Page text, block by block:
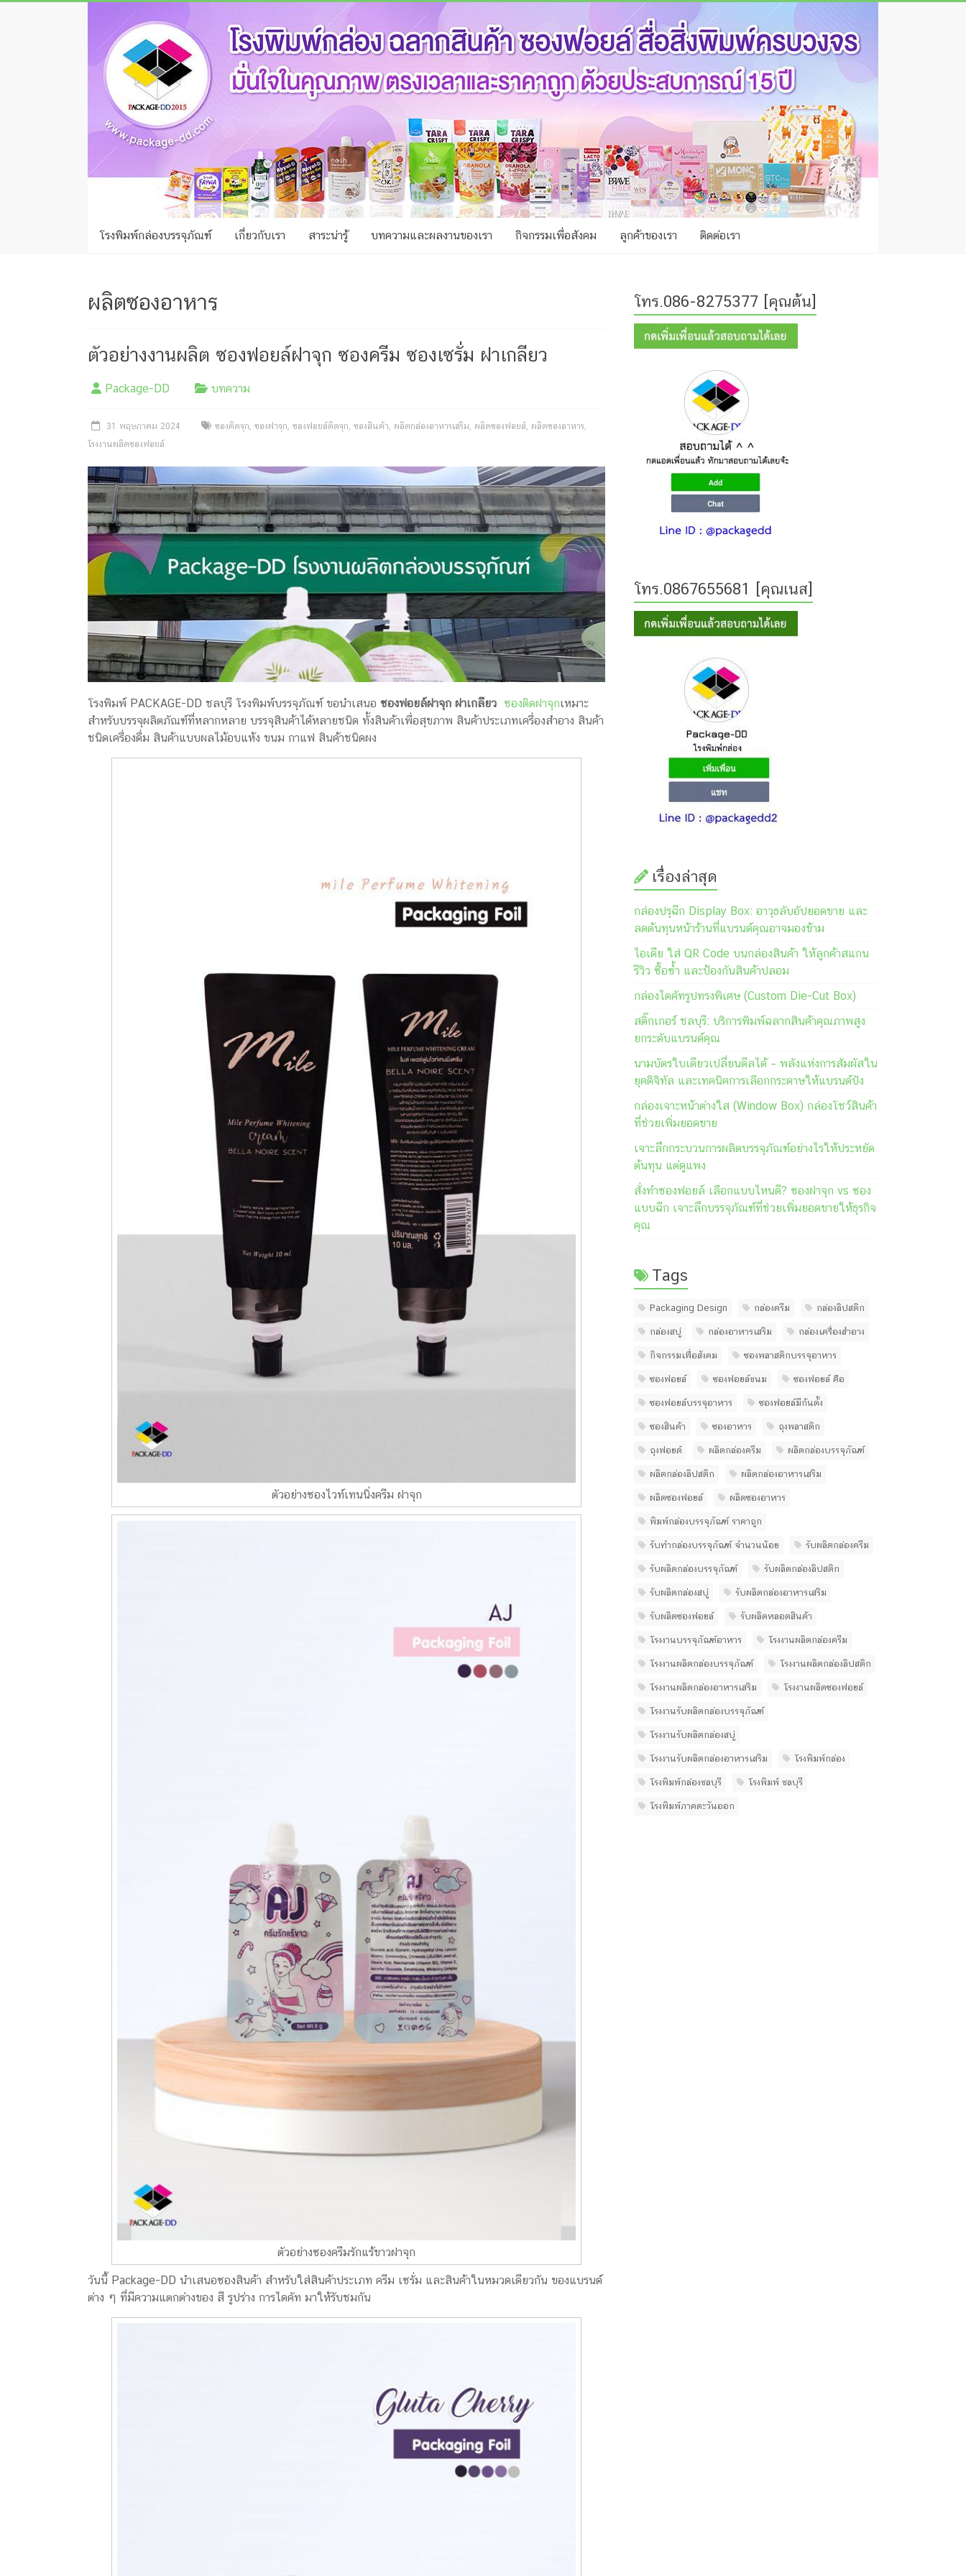
โรง
พิมพ์
กล่อง
ชลบุรี
โรงงาน
ผลิต
รับ
กล่อง
บรรจุ
ภัณฑ์
ฉลาก
ครบ
วงจร
ผลิต
ซอง
ฟอยล์
รับ
ผลิต
กล่อง
รับ
ผลิต
กล่อง
ครีม
รับ
ผลิต
กล่อง
สบู่
Packaging
Design
โรงพิมพ์กล่องบรรจุภัณฑ์ เกี่ยวกับเรา สาระน่ารู้ บทความและผลงานของเรา กิจกรรมเพื่อสังคม ลูกค้าของเรา ติดต่อเรา
ผลิตซองอาหาร
ตัวอย่างงานผลิต ซองฟอยล์ฝาจุก ซองครีม ซองเซรั่ม ฝาเกลียว
Package-DD บทความ
31 พฤษภาคม 2024 ซองติดจุก, ซองฝาจุก, ซองฟอยล์ติดจุก, ซองสินค้า, ผลิตกล่องอาหารเสริม, ผลิตซองฟอยล์, ผลิตซองอาหาร,
โรงงานผลิตซองฟอยล์
โรงพิมพ์ PACKAGE-DD ชลบุรี โรงพิมพ์บรรจุภัณฑ์ ขอนำเสนอ ซองฟอยล์ฝาจุก ฝาเกลียว ซองติดฝาจุกเหมาะ
สำหรับบรรจุผลิตภัณฑ์ที่หลากหลาย บรรจุสินค้าได้หลายชนิด ทั้งสินค้าเพื่อสุขภาพ สินค้าประเภทเครื่องสำอาง สินค้า
ชนิดเครื่องดื่ม สินค้าแบบผลไม้อบแห้ง ขนม กาแฟ สินค้าชนิดผง
ตัวอย่างซองไวท์เทนนิ่งครีม ฝาจุก
ตัวอย่างซองครีมรักแร้ขาวฝาจุก
วันนี้ Package-DD นำเสนอซองสินค้า สำหรับใส่สินค้าประเภท ครีม เซรั่ม และสินค้าในหมวดเดียวกัน ของแบรนด์
ต่าง ๆ ที่มีความแตกต่างของ สี รูปร่าง การไดคัท มาให้รับชมกัน
โทร.086-8275377 [คุณต้น]
โทร.0867655681 [คุณเนส]
เรื่องล่าสุด
กล่องปรุฉีก Display Box: อาวุธลับอัปยอดขาย และ
ลดต้นทุนหน้าร้านที่แบรนด์คุณอาจมองข้าม
ไอเดีย ใส่ QR Code บนกล่องสินค้า ให้ลูกค้าสแกน
รีวิว ซื้อซ้ำ และป้องกันสินค้าปลอม
กล่องไดคัทรูปทรงพิเศษ (Custom Die-Cut Box)
สติ๊กเกอร์ ชลบุรี: บริการพิมพ์ฉลากสินค้าคุณภาพสูง
ยกระดับแบรนด์คุณ
นามบัตรใบเดียวเปลี่ยนดีลได้ – พลังแห่งการสัมผัสใน
ยุคดิจิทัล และเทคนิคการเลือกกระดาษให้แบรนด์ปัง
กล่องเจาะหน้าต่างใส (Window Box) กล่องโชว์สินค้า
ที่ช่วยเพิ่มยอดขาย
เจาะลึกกระบวนการผลิตบรรจุภัณฑ์อย่างไรให้ประหยัด
ต้นทุน แต่ดูแพง
สั่งทำซองฟอยล์ เลือกแบบไหนดี? ซองฝาจุก vs ซอง
แบบฉีก เจาะลึกบรรจุภัณฑ์ที่ช่วยเพิ่มยอดขายให้ธุรกิจ
คุณ
Tags
Packaging Design กล่องครีม กล่องลิปสติก
กล่องสบู่ กล่องอาหารเสริม กล่องเครื่องสำอาง
กิจกรรมเพื่อสังคม ซองพลาสติกบรรจุอาหาร
ซองฟอยล์ ซองฟอยล์ขนม ซองฟอยล์ คือ
ซองฟอยล์บรรจุอาหาร ซองฟอยล์มีก้นตั้ง
ซองสินค้า ซองอาหาร ถุงพลาสติก
ถุงฟอยด์ ผลิตกล่องครีม ผลิตกล่องบรรจุภัณฑ์
ผลิตกล่องลิปสติก ผลิตกล่องอาหารเสริม
ผลิตซองฟอยล์ ผลิตซองอาหาร
พิมพ์กล่องบรรจุภัณฑ์ ราคาถูก
รับทํากล่องบรรจุภัณฑ์ จํานวนน้อย รับผลิตกล่องครีม
รับผลิตกล่องบรรจุภัณฑ์ รับผลิตกล่องลิปสติก
รับผลิตกล่องสบู่ รับผลิตกล่องอาหารเสริม
รับผลิตซองฟอยล์ รับผลิตหลอดสินค้า
โรงงานบรรจุภัณฑ์อาหาร โรงงานผลิตกล่องครีม
โรงงานผลิตกล่องบรรจุภัณฑ์ โรงงานผลิตกล่องลิปสติก
โรงงานผลิตกล่องอาหารเสริม โรงงานผลิตซองฟอยล์
โรงงานรับผลิตกล่องบรรจุภัณฑ์
โรงงานรับผลิตกล่องสบู่
โรงงานรับผลิตกล่องอาหารเสริม โรงพิมพ์กล่อง
โรงพิมพ์กล่องชลบุรี โรงพิมพ์ ชลบุรี
โรงพิมพ์ภาคตะวันออก